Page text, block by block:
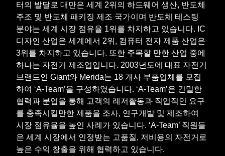
터의 발달로 대만은 세계 2위의 하드웨어 생산, 반도체
주조 및 반도체 패키징 제조 국가이며 반도체 테스팅
분야는 세계 시장 점유율 1위를 차지하고 있습니다. IC
디자인 산업은 세계에서 2위, 컴퓨터 전자 제품 산업은
3위를 차지하고 있습니다. 또한 주목할 만한 산업 중에
하나는 자전거 제조업입니다. 2003년도에 대표 자전거
브랜드인 Giant와 Merida는 18 개사 부품업체를 모집
하여 ‘A-Team’을 구성하였습니다. ‘A-Team’은 긴밀한
협력과 분업을 통해 고객의 레저활동과 직업적인 요구
를 충족시킬만한 제품을 조사, 연구개발 및 제조하여
시장 점유율을 높인 사례가 있습니다. ‘A-Team’ 직원들
은 세계 시장에서 인정받는 고품질, 저비용의 자전거로
높은 수익 창출을 위해 협력하고 있습니다.